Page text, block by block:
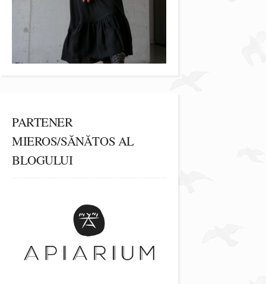
PARTENER
MIEROS/SĂNĂTOS AL
BLOGULUI